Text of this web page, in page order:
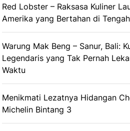
Red Lobster – Raksasa Kuliner
Amerika yang Bertahan di
Warung Mak Beng – Sanur, Bali:
Legendaris yang Tak Pernah
Waktu
Menikmati Lezatnya Hidangan
Michelin Bintang 3